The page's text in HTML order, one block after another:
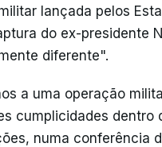
lançada pelos
do ex-presidente
diferente".
a uma operação
cumplicidades dentro
numa conferência